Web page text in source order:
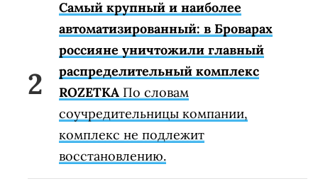
Самый крупный и наиболее
автоматизированный: в Броварах
россияне уничтожили главный
распределительный комплекс
ROZETKA По словам
соучредительницы компании,
комплекс не подлежит
восстановлению.